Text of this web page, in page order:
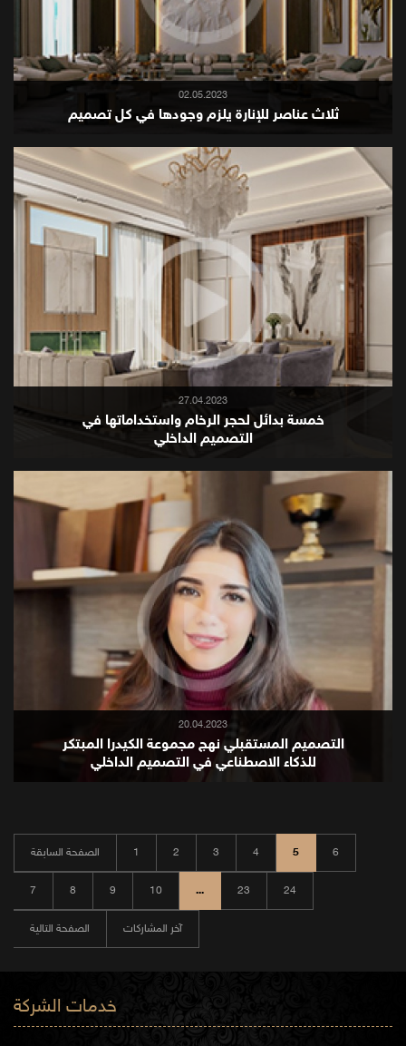
02.05.2023
ثلاث عناصر للإنارة يلزم وجودها في كل تصميم
27.04.2023
خمسة بدائل لحجر الرخام واستخداماتها في
التصميم الداخلي
20.04.2023
التصميم المستقبلي نهج مجموعة الكيدرا المبتكر
للذكاء الاصطناعي في التصميم الداخلي
الصفحة السابقة 1 2 3 4 5 6
7 8 9 10 ... 23 24
الصفحة التالية آخر المشاركات
خدمات الشركة